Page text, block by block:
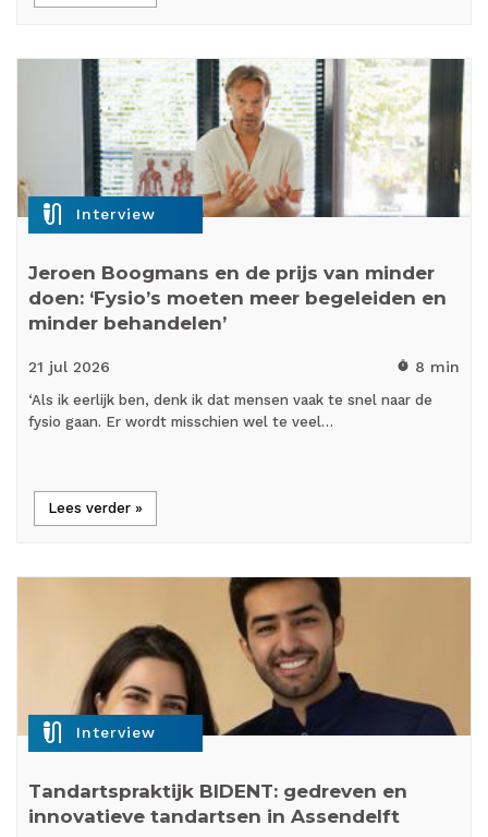
mic_external_on Interview
Jeroen Boogmans en de prijs van minder
doen: ‘Fysio’s moeten meer begeleiden en
minder behandelen’
21 jul 2026 timer 8 min
‘Als ik eerlijk ben, denk ik dat mensen vaak te snel naar de
fysio gaan. Er wordt misschien wel te veel…
Lees verder »
mic_external_on Interview
Tandartspraktijk BIDENT: gedreven en
innovatieve tandartsen in Assendelft